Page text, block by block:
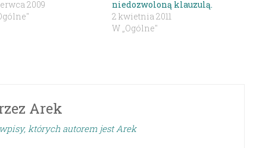
2009
niedozwoloną klauzulą.
2 kwietnia 2011
W „Ogólne"
Arek
których autorem jest Arek